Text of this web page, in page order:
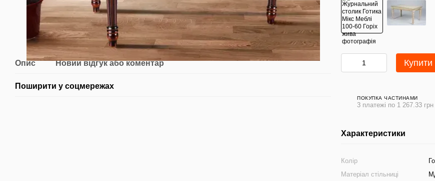
Опис Новий відгук або коментар
Поширити у соцмережах
Купити
ПОКУПКА ЧАСТИНАМИ
3 платежі по 1 267.33 грн
Характеристики
Колір
Матеріал стільниці